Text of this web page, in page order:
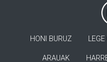
HONI BURUZ
ARAUAK